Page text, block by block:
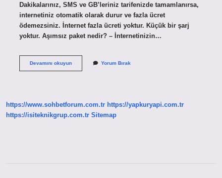
Dakikalarınız, SMS ve GB’leriniz tarifenizde tamamlanırsa,
internetiniz otomatik olarak durur ve fazla ücret
ödemezsiniz. İnternet fazla ücreti yoktur. Küçük bir şarj
yoktur. Aşımsız paket nedir? – İnternetinizin…
Devamını okuyunPaket
Yorum Bırak
https://www.sohbetforum.com.tr https://yapkuryapi.com.tr
https://isiteknikgrup.com.tr Sitemap